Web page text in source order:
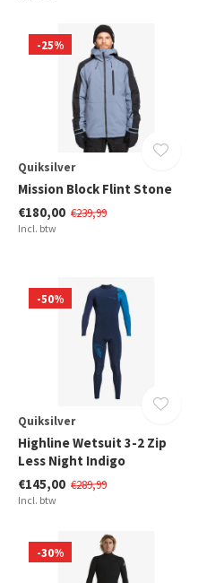
-25%
Quiksilver
Mission Block Flint Stone
€180,00 €239,99
Incl. btw
-50%
Quiksilver
Highline Wetsuit 3-2 Zip
Less Night Indigo
€145,00 €289,99
Incl. btw
-30%